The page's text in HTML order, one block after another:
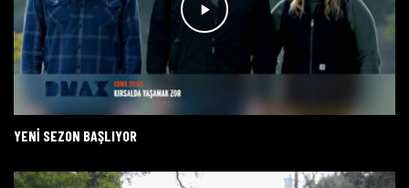
YENİ SEZON BAŞLIYOR